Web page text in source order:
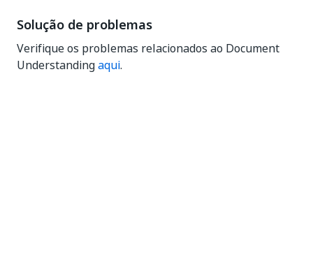
Solução de problemas
Verifique os problemas relacionados ao Document
Understandingaqui.